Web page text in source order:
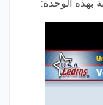
بهذه الوحدة: